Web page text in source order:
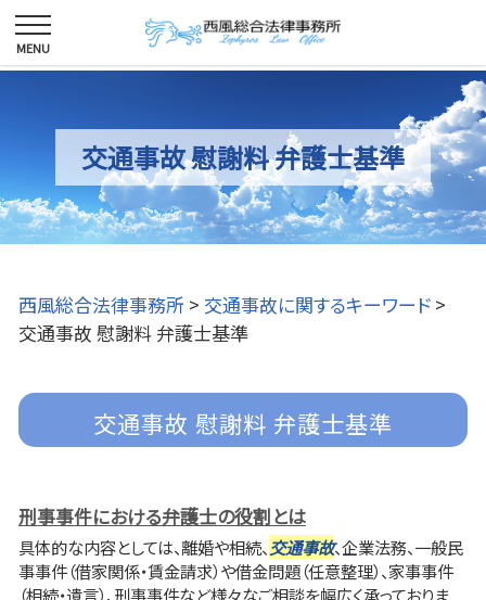
交通事故 慰謝料 弁護士基準
西風総合法律事務所 > 交通事故に関するキーワード >
交通事故 慰謝料 弁護士基準
交通事故 慰謝料 弁護士基準
刑事事件における弁護士の役割とは
具体的な内容としては、離婚や相続、交通事故、企業法務、一般民
事事件（借家関係・賃金請求）や借金問題（任意整理）、家事事件
（相続・遺言）、刑事事件など様々なご相談を幅広く承っておりま